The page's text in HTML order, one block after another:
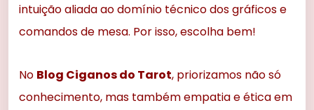
intuição aliada ao domínio técnico dos gráficos e
comandos de mesa. Por isso, escolha bem!
No Blog Ciganos do Tarot, priorizamos não só
conhecimento, mas também empatia e ética em